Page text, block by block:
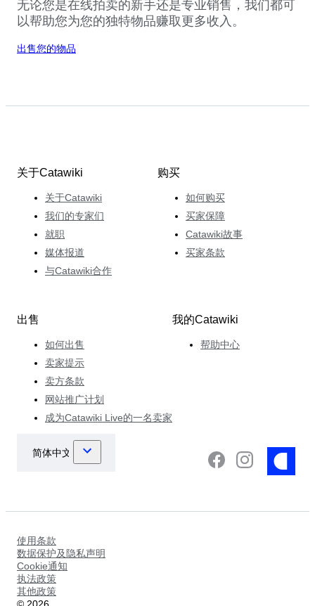
无论您是在线拍卖的新手还是专业销售，我们都可
以帮助您为您的独特物品赚取更多收入。
出售您的物品
关于Catawiki
关于Catawiki
我们的专家们
就职
媒体报道
与Catawiki合作
购买
如何购买
买家保障
Catawiki故事
买家条款
出售
如何出售
卖家提示
卖方条款
网站推广计划
成为Catawiki Live的一名卖家
我的Catawiki
帮助中心
使用条款
数据保护及隐私声明
Cookie通知
执法政策
其他政策